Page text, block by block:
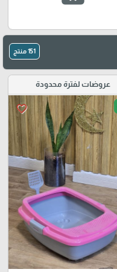
151 منتج
عروضات لفترة محدودة
favorite_border